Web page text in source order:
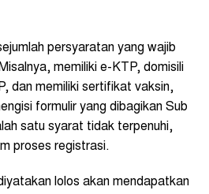
persyaratan yang wajib
memiliki e-KTP, domisili
dan memiliki sertifikat vaksin,
formulir yang dibagikan Sub
satu syarat tidak terpenuhi,
proses registrasi.
lolos akan mendapatkan